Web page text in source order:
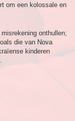
om een kolossale en
onthullen;
die van Nova
kinderen